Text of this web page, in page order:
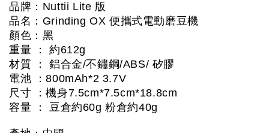
品牌：Nuttii Lite 版
品名：Grinding OX 便攜式電動磨豆機
顏色：黑
重量 ： 約612g
材質 ： 鋁合金/不鏽鋼/ABS/ 矽膠
電池 ：800mAh*2 3.7V
尺寸 ：機身7.5cm*7.5cm*18.8cm
容量 ： 豆倉約60g 粉倉約40g